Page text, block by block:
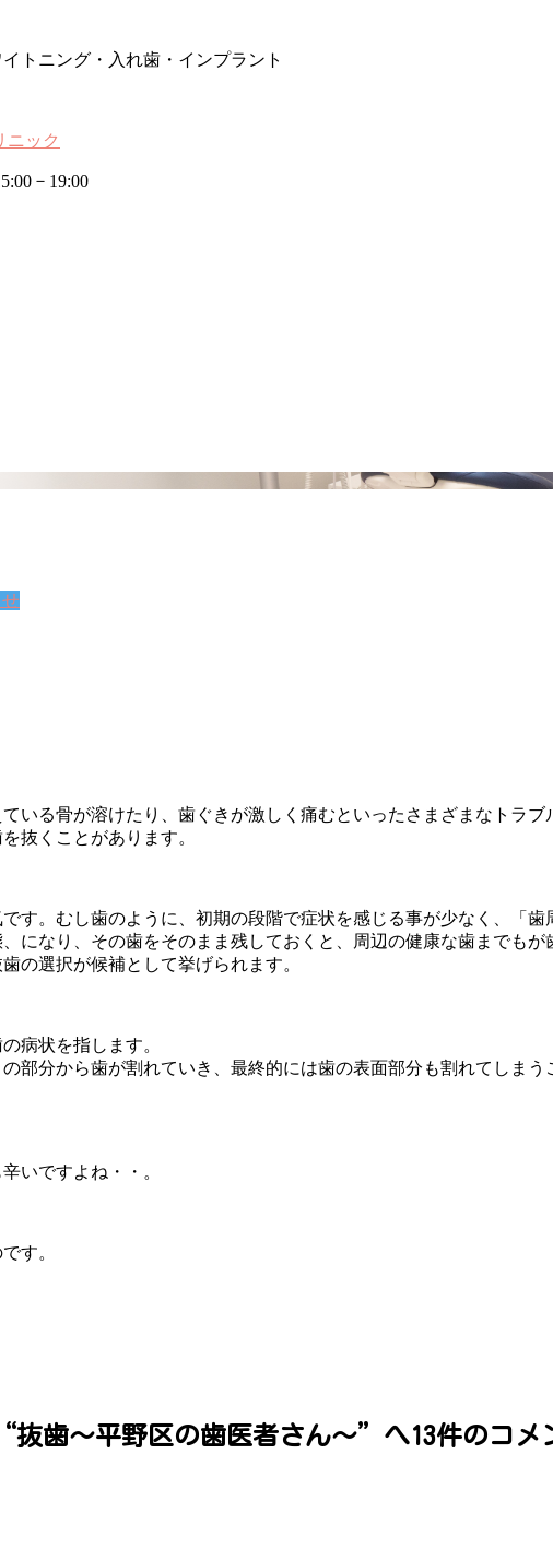
トニング・入れ歯・インプラント
－19:00
いる骨が溶けたり、歯ぐきが激しく痛むといったさまざまなトラ
抜くことがあります。
す。むし歯のように、初期の段階で症状を感じる事が少なく、「
になり、その歯をそのまま残しておくと、周辺の健康な歯までも
の選択が候補として挙げられます。
病状を指します。
部分から歯が割れていき、最終的には歯の表面部分も割れてしま
いですよね・・。
す。
“抜歯～平野区の歯医者さん～”へ13件のコメ